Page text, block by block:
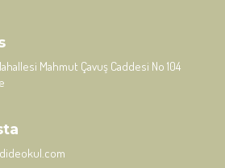
Mahmut Çavuş Caddesi No 104